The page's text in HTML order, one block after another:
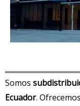
Somos
Ecuador.